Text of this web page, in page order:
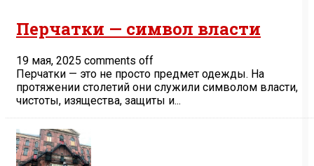
Перчатки — символ власти
19 мая, 2025 comments off
Перчатки — это не просто предмет одежды. На
протяжении столетий они служили символом власти,
чистоты, изящества, защиты и...